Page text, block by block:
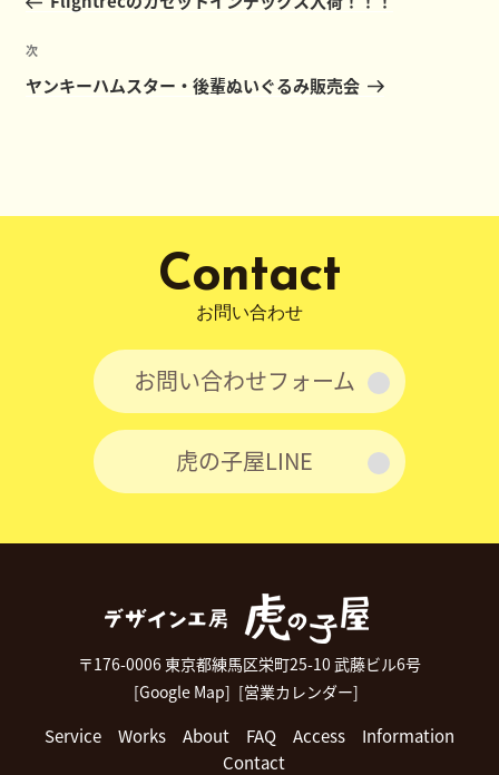
ナ
ビ
ゲ
稿
次
の
次
ヤンキーハムスター・後輩ぬいぐるみ販売会
Contact
お問い合わせ
お問い合わせフォーム
虎の子屋LINE
〒176-0006 東京都練馬区栄町25-10 武藤ビル6号
[Google Map] [営業カレンダー]
Service Works About FAQ Access
Information
Contact